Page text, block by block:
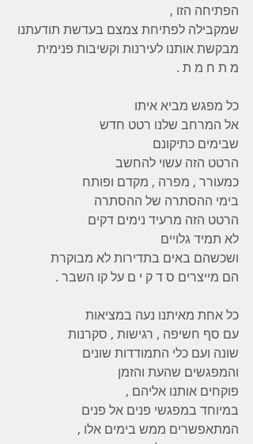
הפתיחה הזו ,
שמקבילה לפתיחת צמצם בעדשת תודעתנו
מבקשת אותנו לעירנות וקשיבות פנימית
מ ת ח מ ת .
כל מפגש מביא איתו
אל המרחב שלנו רטט חדש
שבימים כתיקונם
הרטט הזה עשוי להחשב
כמעורר , מפרה , מקדם ופותח
בימי ההסתרה של ההסתרה
הרטט הזה מרעיד נימים דקים
לא תמיד גלויים
ושכשהם באים בתדירות לא מבוקרת
הם מייצרים ס ד ק י ם על קו השבר .
כל אחת מאיתנו נעה במציאות
עם סף חשיפה , רגישות , סקרנות
שונה ועם כלי התמודדות שונים
והמפגשים שהעת והזמן
פוקחים אותנו אליהם ,
במיוחד במפגשי פנים אל פנים
המתאפשרים ממש בימים אלו ,